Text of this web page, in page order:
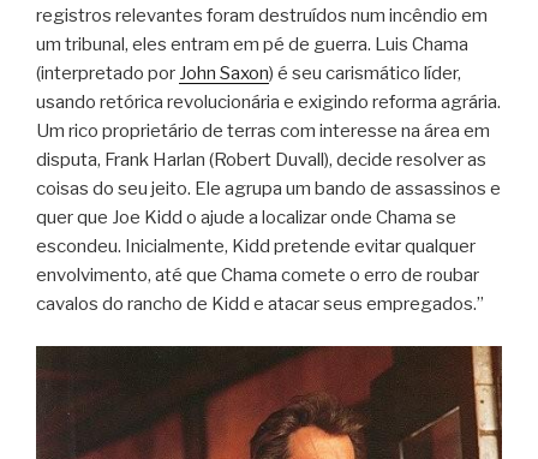
registros relevantes foram destruídos num incêndio em
um tribunal, eles entram em pé de guerra. Luis Chama
(interpretado por John Saxon) é seu carismático líder,
usando retórica revolucionária e exigindo reforma agrária.
Um rico proprietário de terras com interesse na área em
disputa, Frank Harlan (Robert Duvall), decide resolver as
coisas do seu jeito. Ele agrupa um bando de assassinos e
quer que Joe Kidd o ajude a localizar onde Chama se
escondeu. Inicialmente, Kidd pretende evitar qualquer
envolvimento, até que Chama comete o erro de roubar
cavalos do rancho de Kidd e atacar seus empregados.”